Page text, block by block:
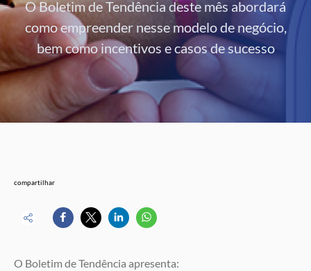
O Boletim de Tendência deste mês abordará
como empreender nesse modelo de negócio,
bem como incentivos e casos de sucesso
compartilhar
O Boletim de Tendência apresenta: